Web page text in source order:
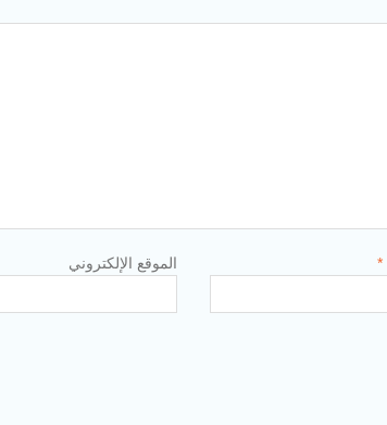
* الموقع الإلكتروني